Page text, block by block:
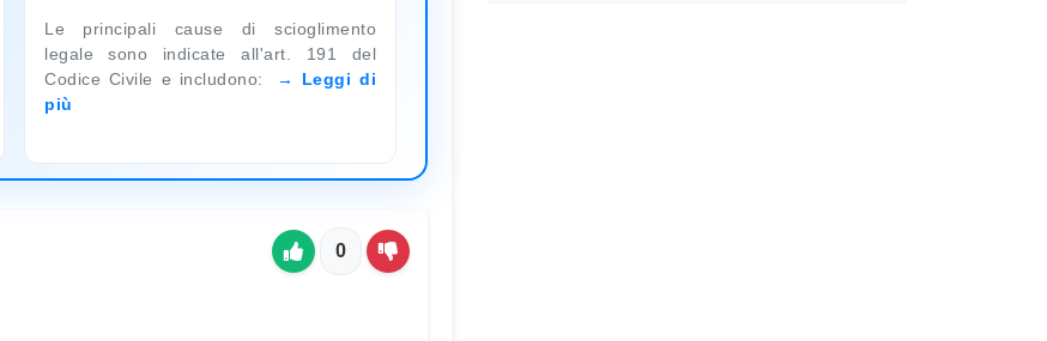
Le principali cause di scioglimento
legale sono indicate all'art. 191 del
Codice Civile e includono:
Leggi di
più
0